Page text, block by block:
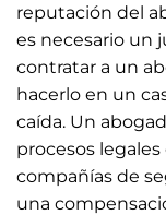
reputación del
es necesario un
contratar a un
hacerlo en un
caída. Un
procesos
compañías de
una